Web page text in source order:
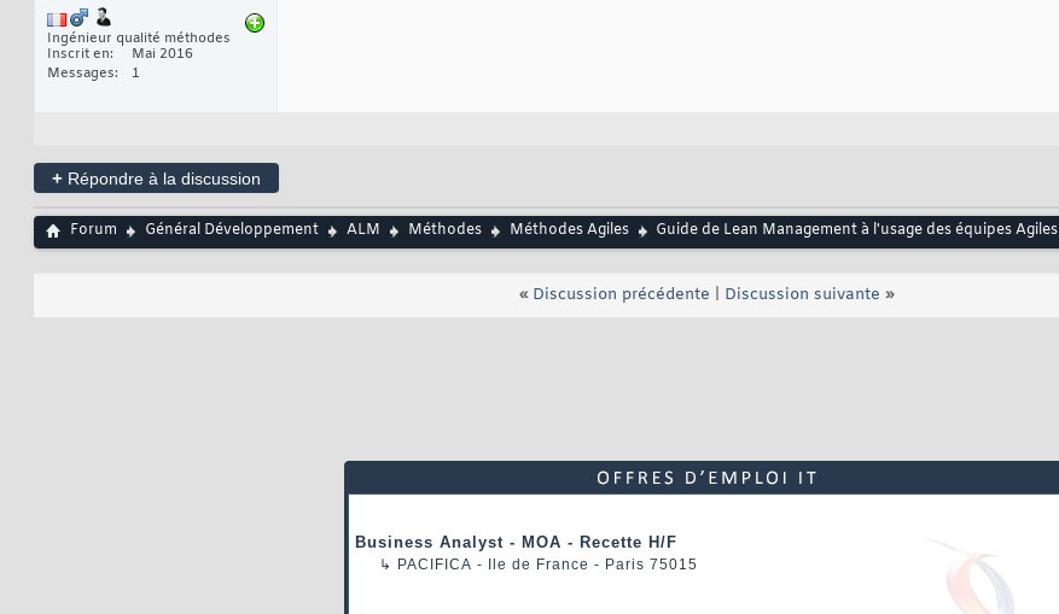
Ingénieur qualité méthodes
Inscrit en
Mai 2016
Messages
1
+ Répondre à la discussion
Forum Général Développement ALM Méthodes Méthodes Agiles Guide de Lean Management à l'usage des équipes Agiles
« Discussion précédente Discussion suivante »
Business Analyst - MOA - Recette H/F
↳ PACIFICA - Ile de France - Paris 75015